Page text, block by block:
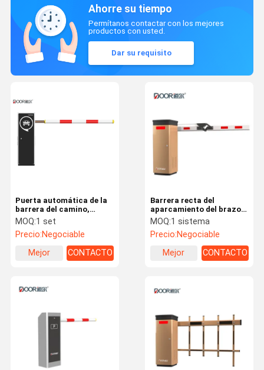
Ahorre su tiempo
Permítanos contactar con los mejores
productos con usted.
Dar su requisito
Barrera recta del
aparcamiento del brazo
RS485 los 6M Boom IP55
MOQ:1 sistema
Precio:Negociable
Mejor
CONTACTO
Puerta automática de la
barrera del camino,
longitud modificada para
requisitos particulares
puerta auto del auge del
peaje de la carretera
MOQ:1 set
Precio:Negociable
Mejor
CONTACTO